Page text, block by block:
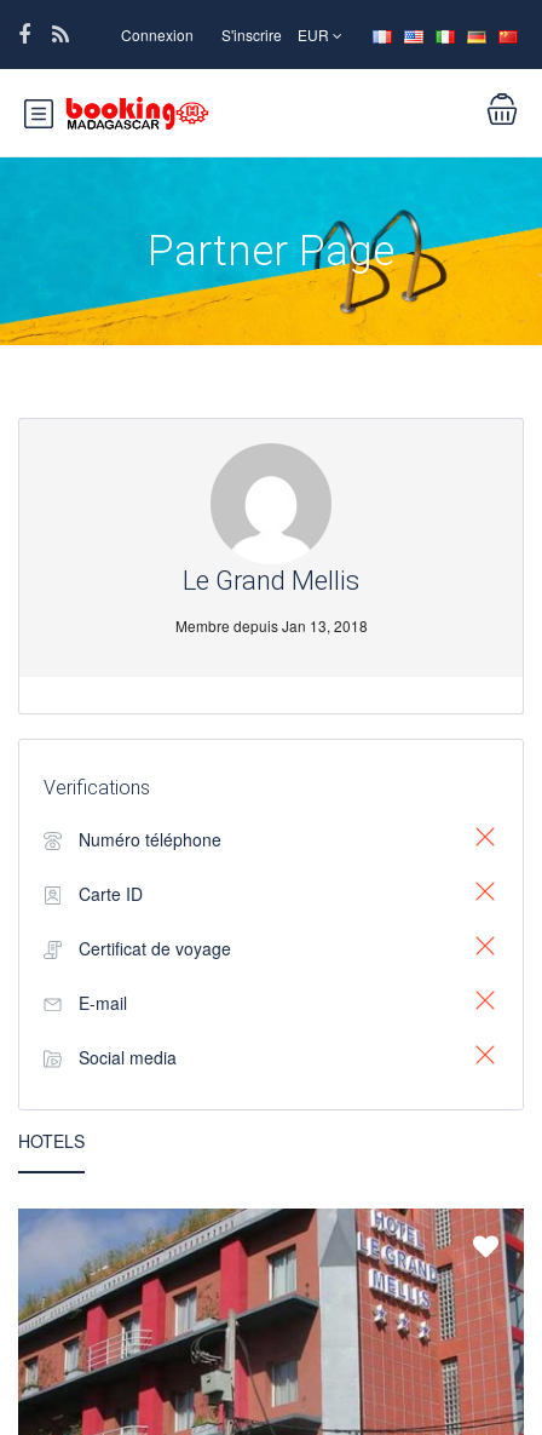
Connexion S'inscrire EUR
Partner Page
Le Grand Mellis
Membre depuis Jan 13, 2018
Verifications
Numéro téléphone
Carte ID
Certificat de voyage
E-mail
Social media
HOTELS